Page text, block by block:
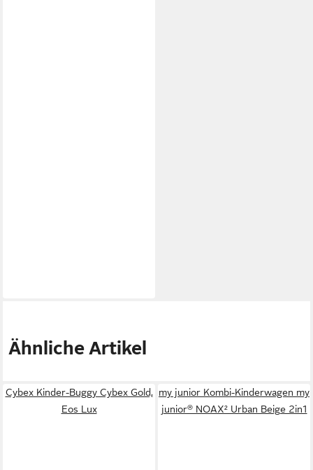
Ähnliche Artikel
Cybex Kinder-Buggy Cybex Gold,
Eos Lux
my junior Kombi-Kinderwagen my
junior® NOAX² Urban Beige 2in1